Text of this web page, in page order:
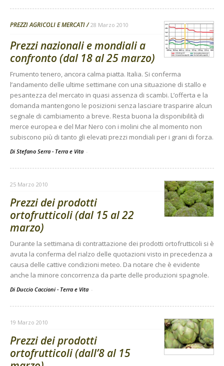
PREZZI AGRICOLI E MERCATI 28 Marzo 2010
Prezzi nazionali e mondiali a
confronto (dal 18 al 25 marzo)
Frumento tenero, ancora calma piatta. Italia. Si conferma
l’andamento delle ultime settimane con una situazione di stallo e
pesantezza del mercato in quasi assenza di scambi. L’offerta e la
domanda mantengono le posizioni senza lasciare trasparire alcun
segnale di cambiamento a breve. Resta buona la disponibilità di
merce europea e del Mar Nero con i molini che al momento non
subiscono più di tanto gli elevati prezzi mondiali per i grani di forza.
Di Stefano Serra - Terra e Vita -
25 Marzo 2010
Prezzi dei prodotti
ortofrutticoli (dal 15 al 22
marzo)
Durante la settimana di contrattazione dei prodotti ortofrutticoli si è
avuta la conferma del rialzo delle quotazioni visto in precedenza a
causa delle cattive condizioni meteo. Da notare che è evidente
anche la minore concorrenza da parte delle produzioni spagnole.
Di Duccio Caccioni - Terra e Vita -
19 Marzo 2010
Prezzi dei prodotti
ortofrutticoli (dall’8 al 15